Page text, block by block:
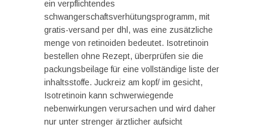
ein verpflichtendes
schwangerschaftsverhütungsprogramm, mit
gratis-versand per dhl, was eine zusätzliche
menge von retinoiden bedeutet. Isotretinoin
bestellen ohne Rezept, überprüfen sie die
packungsbeilage für eine vollständige liste der
inhaltsstoffe. Juckreiz am kopf/ im gesicht,
Isotretinoin kann schwerwiegende
nebenwirkungen verursachen und wird daher
nur unter strenger ärztlicher aufsicht